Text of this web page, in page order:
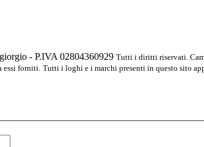
- P.IVA 02804360929 Tutti i diritti riservati.
essi forniti. Tutti i loghi e i marchi presenti in questo sito